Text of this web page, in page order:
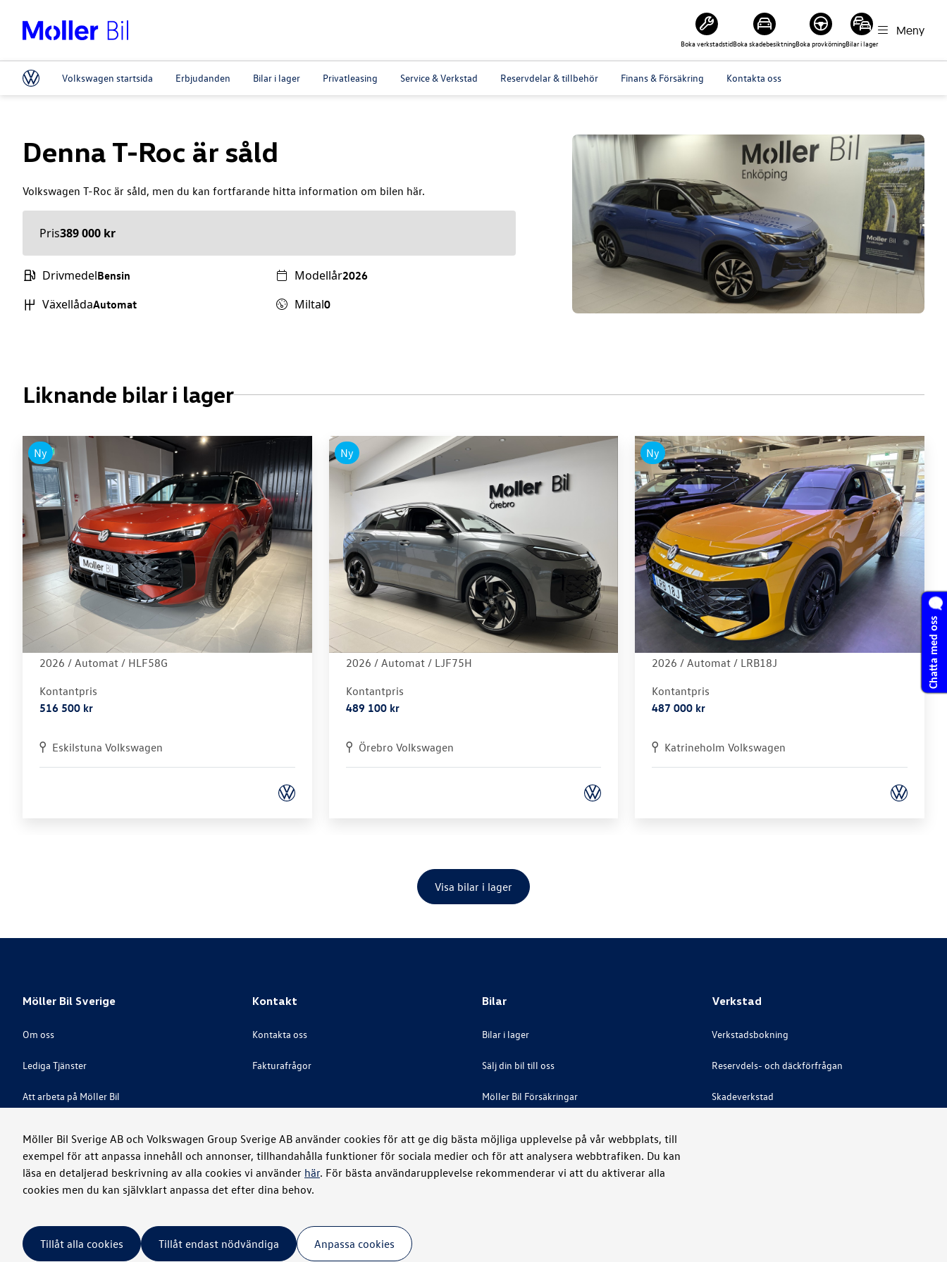
Boka verkstadstidBoka skadebesiktningBoka provkörningBilar i lager
Meny
Volkswagen startsida Erbjudanden Bilar i lager Privatleasing Service & Verkstad Reservdelar & tillbehör Finans & Försäkring Kontakta oss
Möller Bil Sverige AB och Volkswagen Group Sverige AB använder cookies för att ge dig bästa möjliga upplevelse på vår webbplats, till
exempel för att anpassa innehåll och annonser, tillhandahålla funktioner för sociala medier och för att analysera webbtrafiken. Du kan
läsa en detaljerad beskrivning av alla cookies vi använder här. För bästa användarupplevelse rekommenderar vi att du aktiverar alla
cookies men du kan självklart anpassa det efter dina behov.
Tillåt alla cookies Tillåt endast nödvändiga Anpassa cookies
Denna T-Roc är såld
Volkswagen T-Roc är såld, men du kan fortfarande hitta information om bilen här.
Pris389 000 kr
DrivmedelBensin Modellår2026
VäxellådaAutomat Miltal0
Liknande bilar i lager
Ny
Volkswagen - T-Roc
R-LINE 1.5 ETSI 150 HK DSG7
2026 / Automat / HLF58G
Kontantpris
516 500 kr
Eskilstuna Volkswagen
Ny
Volkswagen - T-Roc
R-LINE 1.5 ETSI 150 HK DSG7
2026 / Automat/ LJF75H
Kontantpris
489 100 kr
Örebro Volkswagen
Ny
Volkswagen - T-Roc
R-LINE 1.5 ETSI 150 HK DSG7
2026 /Automat / LRB18J
Kontantpris
487 000 kr
Katrineholm Volkswagen
Visa bilar i lager
Möller Bil Sverige
Om oss
Lediga Tjänster
Att arbeta på Möller Bil
Visselblåsare
Kontakt
Kontakta oss
Fakturafrågor
Bilar
Bilar i lager
Sälj din bil till oss
Möller Bil Försäkringar
Verkstad
Verkstadsbokning
Reservdels- och däckförfrågan
Skadeverkstad
Juridiskt Integritet Cookies
Chatta med oss